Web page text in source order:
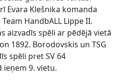
Evara Klešnika komanda
HandbALL Lippe II.
aizvadīs spēli ar pēdējā vietā
1892. Borodovskis un TSG
spēli pret SV 64
9. vietu.